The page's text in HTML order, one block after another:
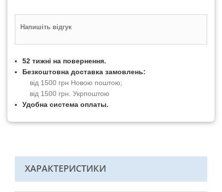
Напишіть відгук
52 тижні на повернення.
Безкоштовна доставка замовлень:
від 1500 грн Новою поштою;
від 1500 грн. Укрпоштою
Удобна система оплаты.
ХАРАКТЕРИСТИКИ